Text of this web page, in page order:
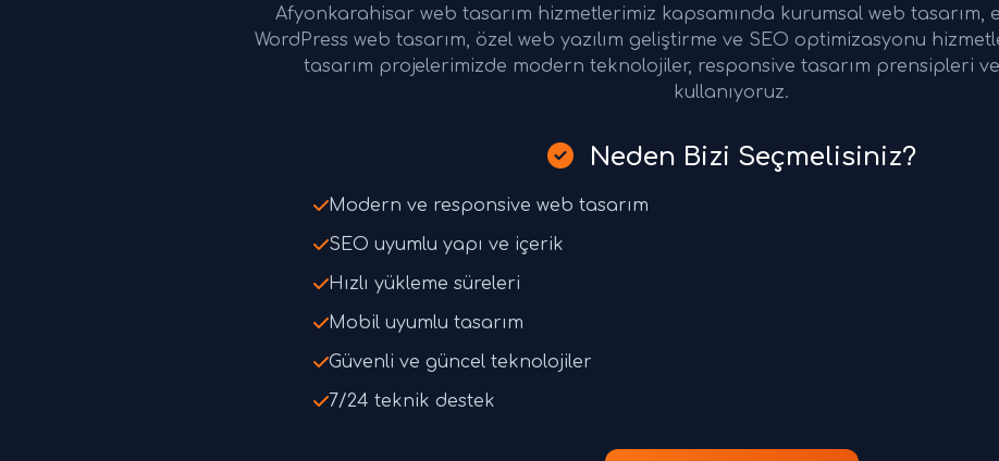
Afyonkarahisar web tasarım hizmetlerimiz kapsamında kurumsal web tasarım,
WordPress web tasarım, özel web yazılım geliştirme ve SEO optimizasyonu
tasarım projelerimizde modern teknolojiler, responsive tasarım prensipleri ve
kullanıyoruz.
Neden Bizi Seçmelisiniz?
Modern ve responsive web tasarım
SEO uyumlu yapı ve içerik
Hızlı yükleme süreleri
Mobil uyumlu tasarım
Güvenli ve güncel teknolojiler
7/24 teknik destek